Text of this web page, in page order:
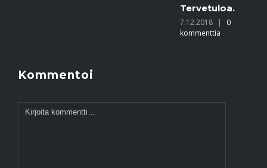
Tervetuloa.
7.12.2018
0
kommenttia
Kommentoi
Kommentti